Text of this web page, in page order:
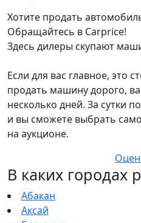
Хотите продать
Обращайтесь в Carprice!
Здесь дилеры скупают
Если для вас главное, это
продать машину дорого,
несколько дней. За сутки
и вы сможете выбрать
на аукционе.
В каких городах
Абакан
Аксай